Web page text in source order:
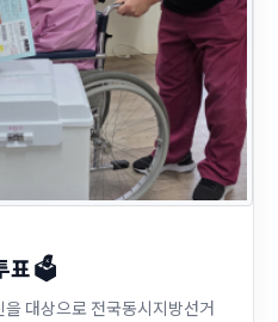
표 🗳️
대상으로 전국동시지방선거